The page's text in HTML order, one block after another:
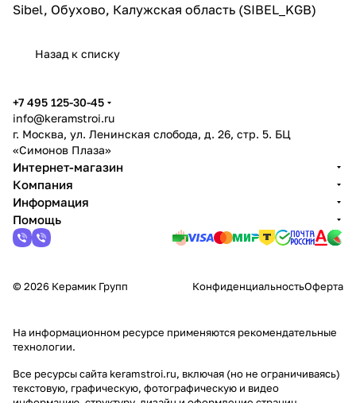
Sibel, Обухово, Калужская область (SIBEL_KGB)
Назад к списку
+7 495 125-30-45
info@keramstroi.ru
г. Москва, ул. Ленинская слобода, д. 26, стр. 5. БЦ
«Симонов Плаза»
Интернет-магазин
Компания
Информация
Помощь
© 2026 Керамик Групп КонфиденциальностьОферта
На информационном ресурсе применяются рекомендательные
технологии.
Все ресурсы сайта keramstroi.ru, включая (но не ограничиваясь)
текстовую, графическую, фотографическую и видео